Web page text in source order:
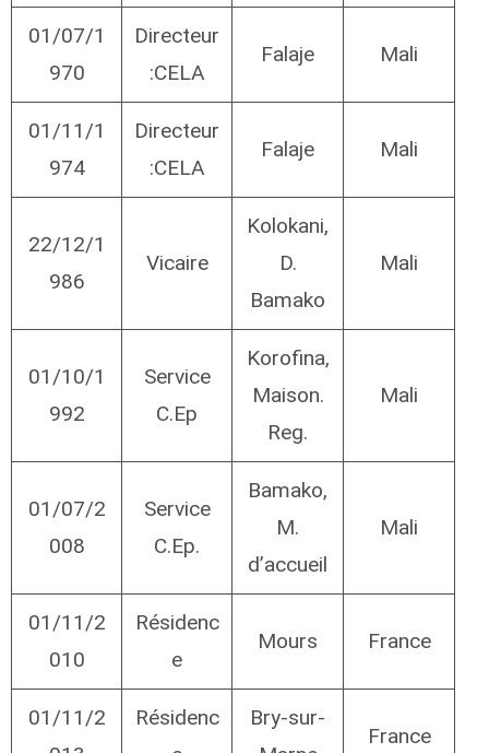
01/07/1
970
Directeur
:CELA
Falaje Mali
01/11/1
974
Directeur
:CELA
Falaje Mali
22/12/1
986
Vicaire
Kolokani,
D.
Bamako
Mali
01/10/1
992
Service
C.Ep
Korofina,
Maison.
Reg.
Mali
01/07/2
008
Service
C.Ep.
Bamako,
M.
d’accueil
Mali
01/11/2
010
Résidenc
e
Mours France
01/11/2
Résidenc
Bry-sur-
France